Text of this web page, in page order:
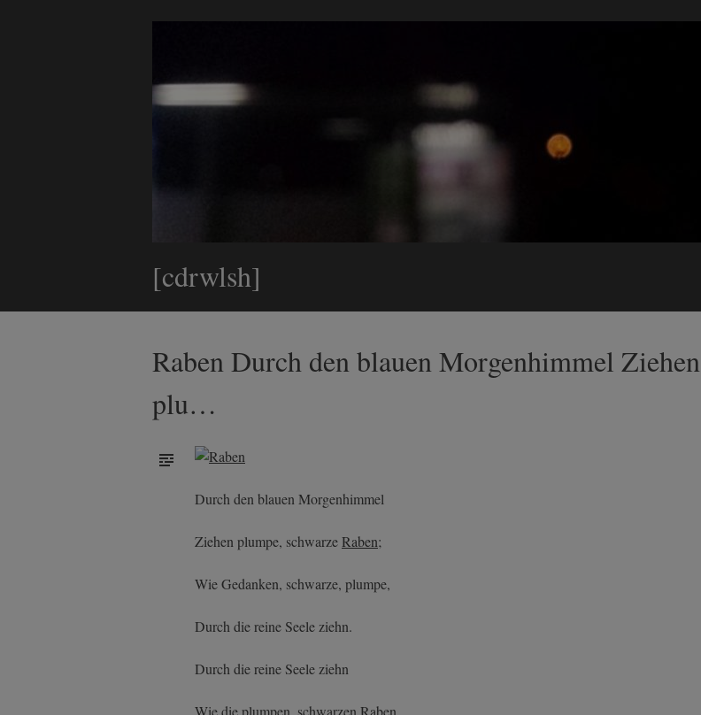
[cdrwlsh]
Raben Durch den blauen Morgenhimmel Ziehen
plu…
Raben
Durch den blauen Morgenhimmel
Ziehen plumpe, schwarzeRaben;
Wie Gedanken, schwarze, plumpe,
Durch die reine Seele ziehn.
Durch die reine Seele ziehn
Wie die plumpen, schwarzen Raben